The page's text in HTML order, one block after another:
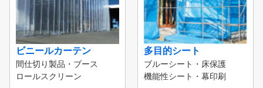
ビニールカーテン
間仕切り製品・ブース
ロールスクリーン
多目的シート
ブルーシート・床保護
機能性シート・幕印刷